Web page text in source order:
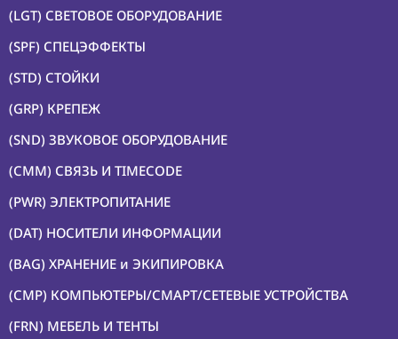
(LGT) СВЕТОВОЕ ОБОРУДОВАНИЕ
(SPF) СПЕЦЭФФЕКТЫ
(STD) СТОЙКИ
(GRP) КРЕПЕЖ
(SND) ЗВУКОВОЕ ОБОРУДОВАНИЕ
(CMM) СВЯЗЬ И TIMECODE
(PWR) ЭЛЕКТРОПИТАНИЕ
(DAT) НОСИТЕЛИ ИНФОРМАЦИИ
(BAG) ХРАНЕНИЕ и ЭКИПИРОВКА
(CMP) КОМПЬЮТЕРЫ/СМАРТ/СЕТЕВЫЕ УСТРОЙСТВА
(FRN) МЕБЕЛЬ И ТЕНТЫ